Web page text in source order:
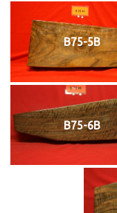
B75-5B
B75-6B